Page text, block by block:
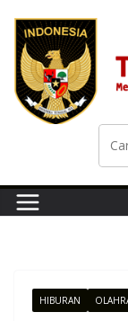
content
HIBURAN